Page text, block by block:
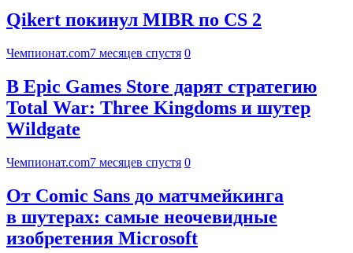
Qikert покинул MIBR по CS 2
Чемпионат.com7 месяцев спустя 0
В Epic Games Store дарят стратегию
Total War: Three Kingdoms и шутер
Wildgate
Чемпионат.com7 месяцев спустя 0
От Comic Sans до матчмейкинга
в шутерах: самые неочевидные
изобретения Microsoft